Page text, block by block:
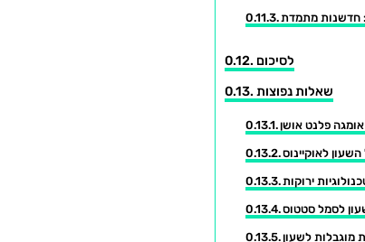
חדשנות מתמדת
לסיכום
שאלות נפוצות